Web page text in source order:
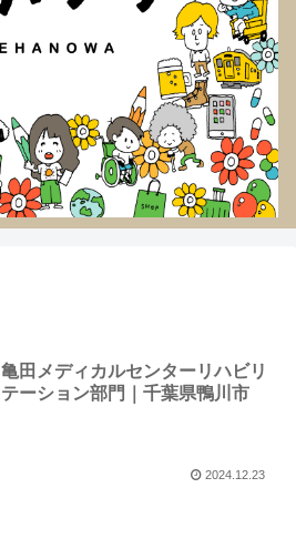
亀田メディカルセンターリハビリ
テーション部門｜千葉県鴨川市
2024.12.23